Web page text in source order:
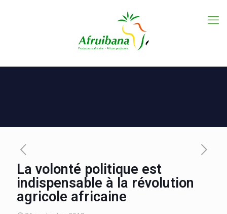
La volonté politique est
indispensable à la révolution
agricole africaine